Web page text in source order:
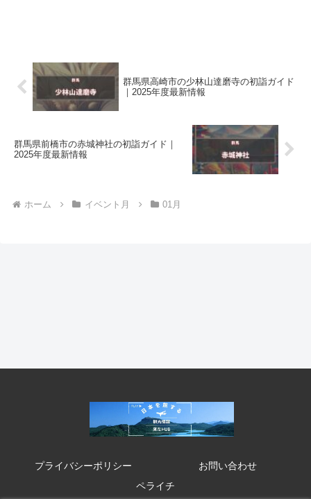
群馬県高崎市の少林山達磨寺の初詣ガイド
｜2025年度最新情報
群馬県前橋市の赤城神社の初詣ガイド｜
2025年度最新情報
ホーム イベント月 01月
プライバシーポリシー
お問い合わせ
ペライチ